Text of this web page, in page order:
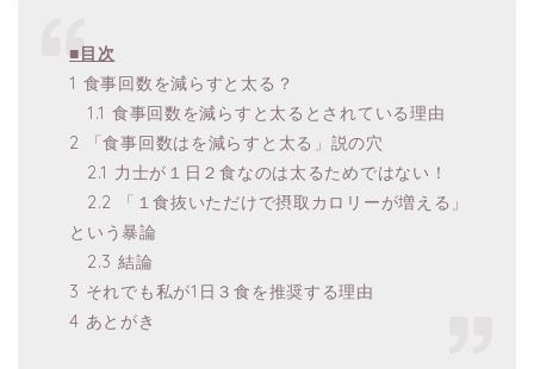
■目次
1 食事回数を減らすと太る？
1.1 食事回数を減らすと太るとされている理由
2 「食事回数はを減らすと太る」説の穴
2.1 力士が１日２食なのは太るためではない！
2.2 「１食抜いただけで摂取カロリーが増える」
という暴論
2.3 結論
3 それでも私が1日３食を推奨する理由
4 あとがき